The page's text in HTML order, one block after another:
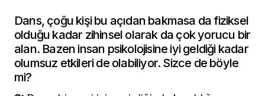
Dans, çoğu kişi bu açıdan bakmasa da fiziksel
olduğu kadar zihinsel olarak da çok yorucu bir
alan. Bazen insan psikolojisine iyi geldiği kadar
olumsuz etkileri de olabiliyor. Sizce de böyle
mi?